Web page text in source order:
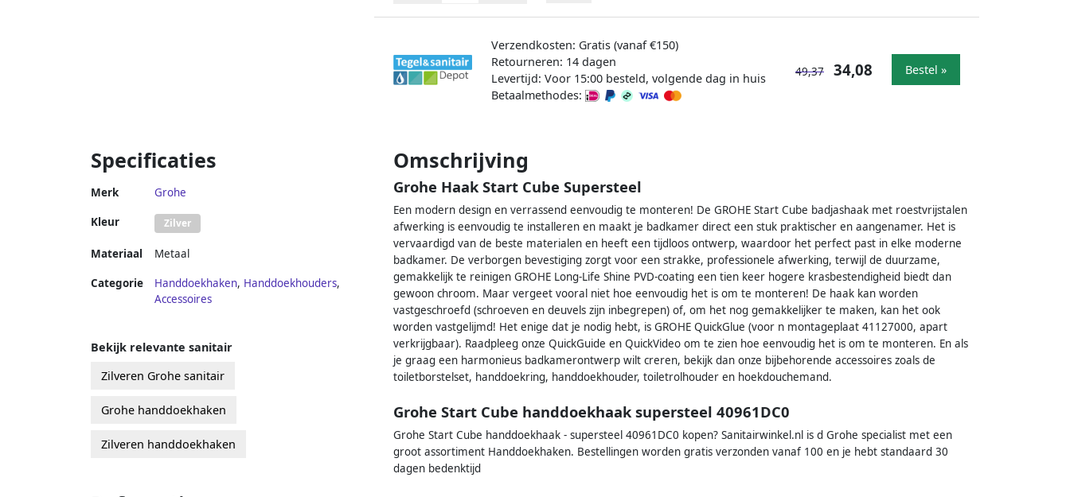
Verzendkosten: Gratis (vanaf €150)
Retourneren: 14 dagen
Levertijd: Voor 15:00 besteld, volgende dag in huis
Betaalmethodes:
49,37 34,08 Bestel »
Specificaties
Merk Grohe
Kleur Zilver
Materiaal Metaal
Categorie Handdoekhaken, Handdoekhouders,
Accessoires
Omschrijving
Grohe Haak Start Cube Supersteel
Een modern design en verrassend eenvoudig te monteren! De GROHE Start Cube badjashaak met roestvrijstalen
afwerking is eenvoudig te installeren en maakt je badkamer direct een stuk praktischer en aangenamer. Het is
vervaardigd van de beste materialen en heeft een tijdloos ontwerp, waardoor het perfect past in elke moderne
badkamer. De verborgen bevestiging zorgt voor een strakke, professionele afwerking, terwijl de duurzame,
gemakkelijk te reinigen GROHE Long-Life Shine PVD-coating een tien keer hogere krasbestendigheid biedt dan
gewoon chroom. Maar vergeet vooral niet hoe eenvoudig het is om te monteren! De haak kan worden
vastgeschroefd (schroeven en deuvels zijn inbegrepen) of, om het nog gemakkelijker te maken, kan het ook
worden vastgelijmd! Het enige dat je nodig hebt, is GROHE QuickGlue (voor n montageplaat 41127000, apart
verkrijgbaar). Raadpleeg onze QuickGuide en QuickVideo om te zien hoe eenvoudig het is om te monteren. En als
je graag een harmonieus badkamerontwerp wilt creren, bekijk dan onze bijbehorende accessoires zoals de
toiletborstelset, handdoekring, handdoekhouder, toiletrolhouder en hoekdouchemand.
Grohe Start Cube handdoekhaak supersteel 40961DC0
Grohe Start Cube handdoekhaak - supersteel 40961DC0 kopen? Sanitairwinkel.nl is d Grohe specialist met een
groot assortiment Handdoekhaken. Bestellingen worden gratis verzonden vanaf 100 en je hebt standaard 30
dagen bedenktijd
Bekijk relevante sanitair
Zilveren Grohe sanitair
Grohe handdoekhaken
Zilveren handdoekhaken